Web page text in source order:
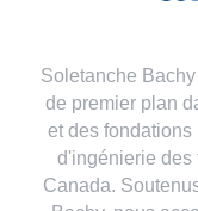
Soletanche
de premier plan
et des
d'ingénierie des
Canada.